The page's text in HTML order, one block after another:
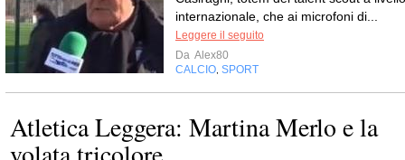
internazionale, che ai microfoni di...
Leggere il seguito
Da Alex80
CALCIO SPORT
Atletica Leggera: Martina Merlo e la